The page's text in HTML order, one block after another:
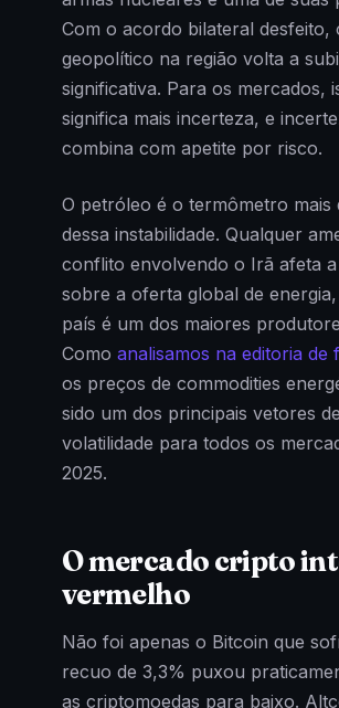
Com o acordo bilateral desfeito,
geopolítico na região volta a
significativa. Para os mercados,
significa mais incerteza, e
combina com apetite por risco.
O petróleo é o termômetro mais
dessa instabilidade. Qualquer
conflito envolvendo o Irã afeta
sobre a oferta global de
país é um dos maiores
Como analisamos na editoria de
os preços de commodities
sido um dos principais vetores de
volatilidade para todos os
2025.
O mercado cripto
vermelho
Não foi apenas o Bitcoin que
recuo de 3,3% puxou
as criptomoedas para baixo.